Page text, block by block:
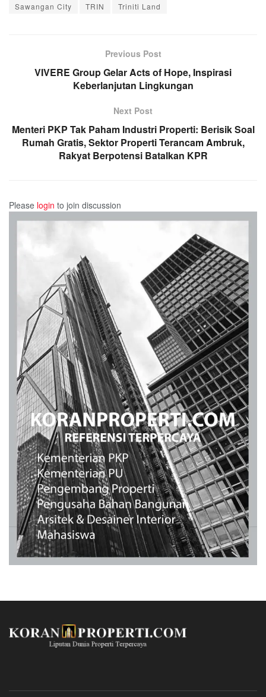
Sawangan City
TRIN Triniti Land
Previous Post
VIVERE Group Gelar Acts of Hope, Inspirasi
Keberlanjutan Lingkungan
Next Post
Menteri PKP Tak Paham Industri Properti: Berisik Soal
Rumah Gratis, Sektor Properti Terancam Ambruk,
Rakyat Berpotensi Batalkan KPR
Please login to join discussion